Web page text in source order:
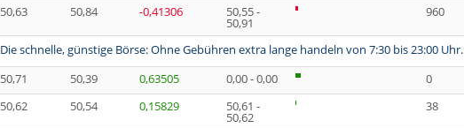
50,63 50,84 -0,41306 50,55 -
50,91
960
Die schnelle, günstige Börse: Ohne Gebühren extra lange handeln von 7:30 bis 23:00 Uhr.
50,71 50,39 0,63505 0,00 - 0,00 0
50,62 50,54 0,15829 50,61 -
50,62
38